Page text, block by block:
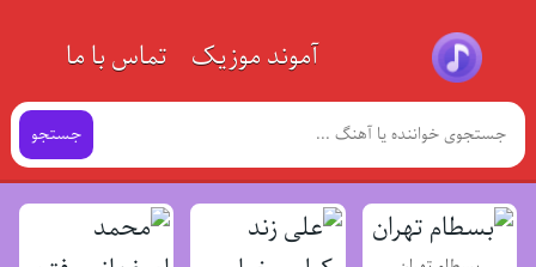
آموند موزیک تماس با ما
جستجو